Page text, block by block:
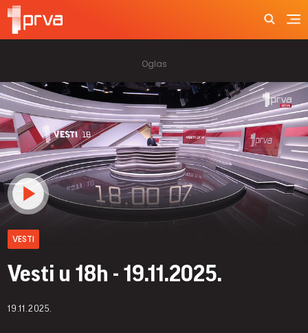
VESTI
Vesti u 18h - 19.11.2025.
19.11.2025.